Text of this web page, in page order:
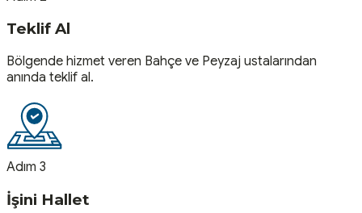
Teklif Al
Bölgende hizmet veren Bahçe ve Peyzaj ustalarından
anında teklif al.
Adım 3
İşini Hallet